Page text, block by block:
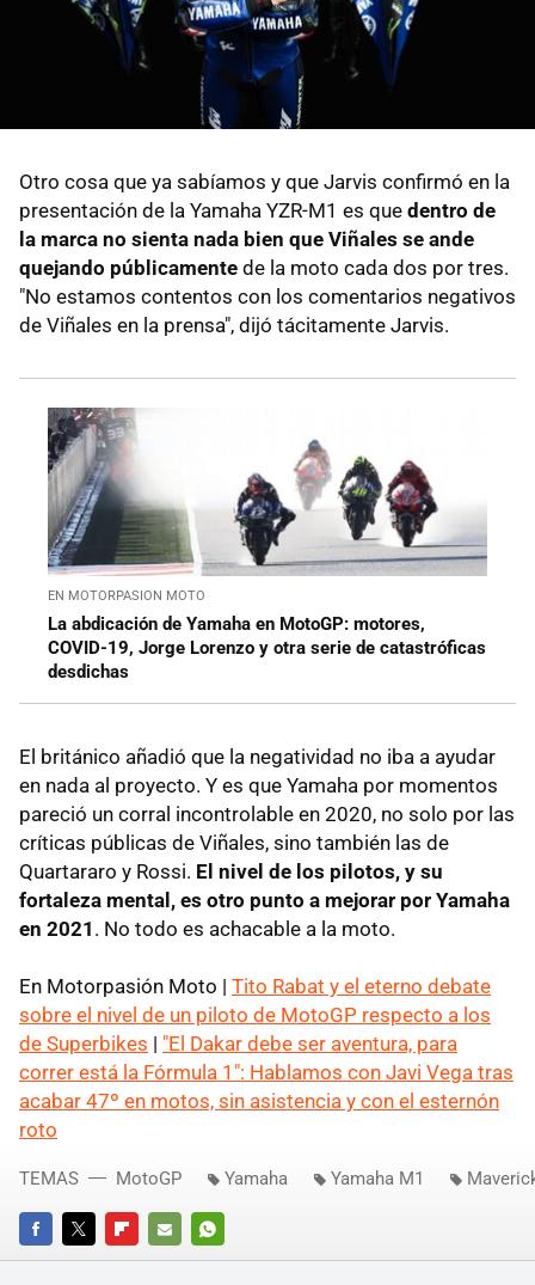
Otro cosa que ya sabíamos y que Jarvis confirmó en la
presentación de la Yamaha YZR-M1 es que dentro de
la marca no sienta nada bien que Viñales se ande
quejando públicamente de la moto cada dos por tres.
"No estamos contentos con los comentarios negativos
de Viñales en la prensa", dijó tácitamente Jarvis.
EN MOTORPASION MOTO
La abdicación de Yamaha en MotoGP: motores,
COVID-19, Jorge Lorenzo y otra serie de catastróficas
desdichas
El británico añadió que la negatividad no iba a ayudar
en nada al proyecto. Y es que Yamaha por momentos
pareció un corral incontrolable en 2020, no solo por las
críticas públicas de Viñales, sino también las de
Quartararo y Rossi. El nivel de los pilotos, y su
fortaleza mental, es otro punto a mejorar por Yamaha
en 2021 . No todo es achacable a la moto.
En Motorpasión Moto | Tito Rabat y el eterno debate
sobre el nivel de un piloto de MotoGP respecto a los
de Superbikes | "El Dakar debe ser aventura, para
correr está la Fórmula 1": Hablamos con Javi Vega tras
acabar 47º en motos, sin asistencia y con el esternón
roto
FACEBOOKTWITTERFLIPBOARD
E-
WHATSAPP
TEMAS MotoGP Yamaha Yamaha M1